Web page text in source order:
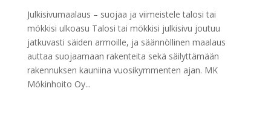
Julkisivumaalaus – suojaa ja viimeistele talosi tai
mökkisi ulkoasu Talosi tai mökkisi julkisivu joutuu
jatkuvasti säiden armoille, ja säännöllinen maalaus
auttaa suojaamaan rakenteita sekä säilyttämään
rakennuksen kauniina vuosikymmenten ajan. MK
Mökinhoito Oy...